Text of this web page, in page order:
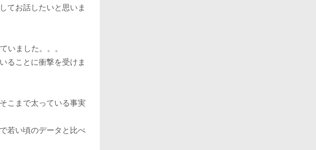
てお話したいと思いま
いました。。。
ることに衝撃を受けま
こまで太っている事実
若い頃のデータと比べ